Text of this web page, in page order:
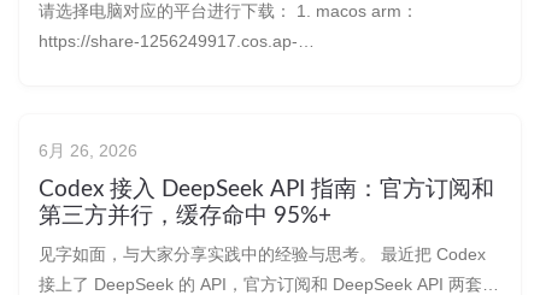
请选择电脑对应的平台进行下载： 1. macos arm：
https://share-1256249917.cos.ap-
6月 26, 2026
Codex 接入 DeepSeek API 指南：官方订阅和
第三方并行，缓存命中 95%+
见字如面，与大家分享实践中的经验与思考。 最近把 Codex
接上了 DeepSeek 的 API，官方订阅和 DeepSeek API 两套可